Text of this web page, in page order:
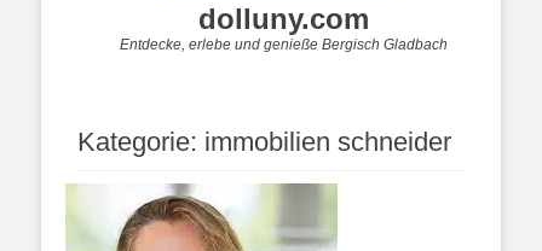
dolluny.com
Entdecke, erlebe und genieße Bergisch Gladbach
Kategorie: immobilien schneider